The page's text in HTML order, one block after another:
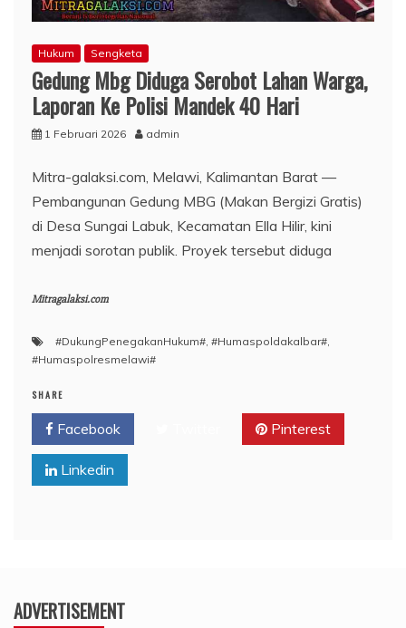
Hukum Sengketa
Gedung Mbg Diduga Serobot Lahan Warga,
Laporan Ke Polisi Mandek 40 Hari
1 Februari 2026 admin
Mitra-galaksi.com, Melawi, Kalimantan Barat —
Pembangunan Gedung MBG (Makan Bergizi Gratis)
di Desa Sungai Labuk, Kecamatan Ella Hilir, kini
menjadi sorotan publik. Proyek tersebut diduga
Mitragalaksi.com
#DukungPenegakanHukum# #Humaspoldakalbar#
#Humaspolresmelawi#
SHARE
Facebook Pinterest
Linkedin
ADVERTISEMENT